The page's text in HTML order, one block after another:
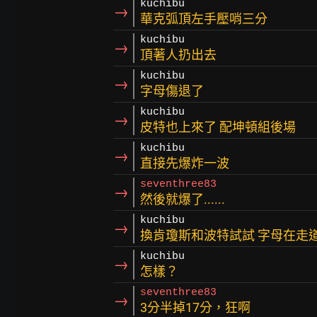
→ kuchibu
華克弧頂左手壓哨三分
→ kuchibu
頂著人扔出去
→ kuchibu
字母傷退了
→ kuchibu
皮特也上來了 配坤頓組後場
→ kuchibu
直接先爆炸一波
→ seventhree83
然後就爆了......
→ kuchibu
換肯瓊斯和波特試試 字母在走
→ kuchibu
怎樣？
→ seventhree83
3分半掉17分，狂啊